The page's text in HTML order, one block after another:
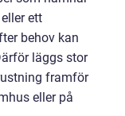
ett
behov kan
läggs stor
framför
eller på